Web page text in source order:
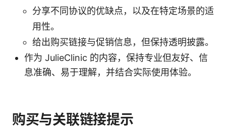
分享不同协议的优缺点，以及在特定场景的适
用性。
给出购买链接与促销信息，但保持透明披露。
作为 JulieClinic 的内容，保持专业但友好、信
息准确、易于理解，并结合实际使用体验。
购买与关联链接提示